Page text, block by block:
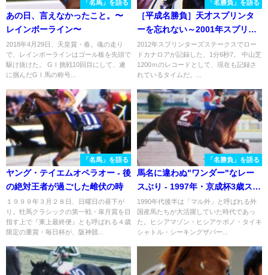
「名馬」を語る
あの日、言えなかったこと。〜
レインボーライン〜
2018年4月29日、天皇賞・春。魂の走り
で、レインボーラインはゴール板を先頭で
駆け抜けた。 GⅠ挑戦10回目にして、遂
に掴んだGⅠ馬の称号...
「名勝負」を語る
［平成名勝負］天才スプリンタ
ーを忘れない～2001年スプリン
ターズステークス・トロットス
ター～
2012年スプリンターズステークスでロー
ドカナロアが記録した、1分6秒7。 中山芝
1200ｍのレコードとして、現在も記録さ
れているタイムだ。...
「名馬」を語る
ヤング・テイエムオペラオー - 後
の絶対王者が過ごした雌伏の時
１９９９年３月２８日、日曜日の昼下が
り。牡馬クラシックの第一戦・皐月賞を目
指す上で『東上最終便』とも呼ばれる４歳
限定の重賞・毎日杯が、阪神競...
「名勝負」を語る
馬名に違わぬ"ワンダー"なレー
スぶり - 1997年・京成杯3歳ステ
ークス
1990年代後半は「マル外」と呼ばれる外
国産馬たちが大活躍していた時代であっ
た。ヒシアマゾン・ヒシアケボノ・タイキ
シャトル・シーキングザパー...